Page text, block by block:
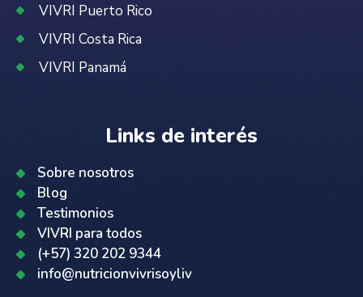
VIVRI Puerto Rico
VIVRI Costa Rica
VIVRI Panamá
Links de interés
Sobre nosotros
Blog
Testimonios
VIVRI para todos
(+57) 320 202 9344
info@nutricionvivrisoyliv